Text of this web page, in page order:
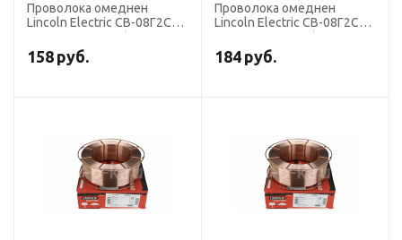
Проволока омеднен
Lincoln Electric СВ-08Г2С-О
18 кг К-300)
158 руб.
Проволока омеднен
Lincoln Electric СВ-08Г2С-О
кг D-200)
184 руб.